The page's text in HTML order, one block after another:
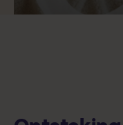
Over ons